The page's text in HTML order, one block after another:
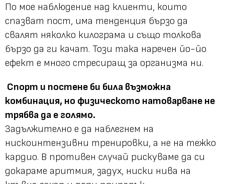
По мое наблюдение над клиенти, които
спазват пост, има тенденция бързо да
свалят няколко килограма и също толкова
бързо да ги качат. Този така наречен йо-йо
ефект е много стресиращ за организма ни.
Спорт и постене би била възможна
комбинация, но физическото натоварване не
трябва да е голямо.
Задължително е да наблегнем на
нискоинтензивни тренировки, а не на тежко
кардио. В противен случай рискуваме да си
докараме аритмия, задух, ниски нива на